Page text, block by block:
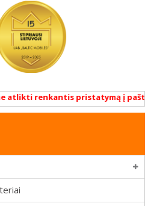
atlikti renkantis pristatymą į